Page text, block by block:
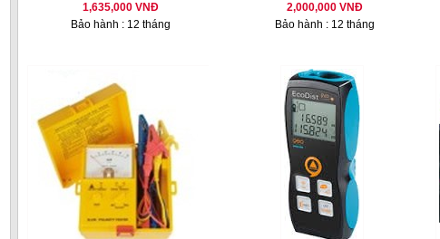
1,635,000 VNĐ
Bảo hành : 12 tháng
2,000,000 VNĐ
Bảo hành : 12 tháng